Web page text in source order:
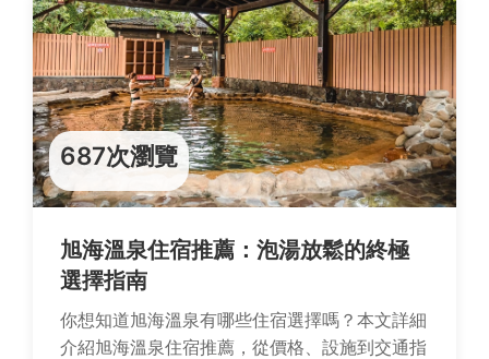
687次瀏覽
旭海溫泉住宿推薦：泡湯放鬆的終極
選擇指南
你想知道旭海溫泉有哪些住宿選擇嗎？本文詳細
介紹旭海溫泉住宿推薦，從價格、設施到交通指